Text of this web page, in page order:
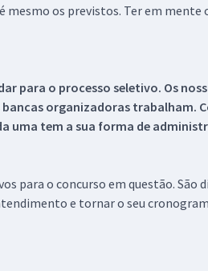
os previstos. Ter em mente
para o processo seletivo. Os
organizadoras trabalham.
tem a sua forma de
para o concurso em questão.
e tornar o seu